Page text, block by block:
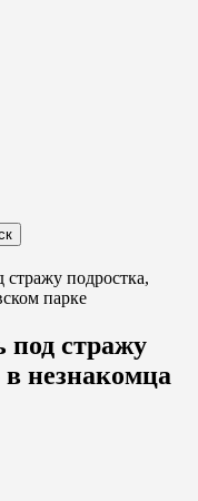
подростка,
парке
под стражу
в незнакомца